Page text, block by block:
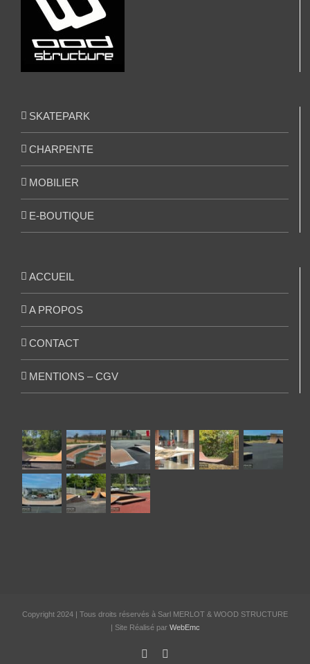
SKATEPARK
CHARPENTE
MOBILIER
E-BOUTIQUE
ACCUEIL
A PROPOS
CONTACT
MENTIONS – CGV
Copyright 2024 | Tous droits réservés à Sarl MERLOT & WOOD STRUCTURE
| Site Réalisé par WebEmc
Facebook